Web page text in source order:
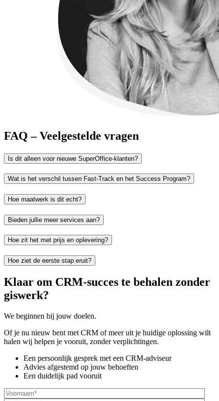
FAQ – Veelgestelde vragen
Is dit alleen voor nieuwe SuperOffice-klanten?
Wat is het verschil tussen Fast-Track en het Success Program?
Hoe maatwerk is dit echt?
Bieden jullie meer services aan?
Hoe zit het met prijs en oplevering?
Hoe ziet de eerste stap eruit?
Klaar om CRM-succes te behalen zonder
giswerk?
We beginnen bij jouw doelen.
Of je nu nieuw bent met CRM of meer uit je huidige oplossing wilt
halen wij helpen je vooruit, zonder verplichtingen.
Een persoonlijk gesprek met een CRM-adviseur
Advies afgestemd op jouw behoeften
Een duidelijk pad vooruit